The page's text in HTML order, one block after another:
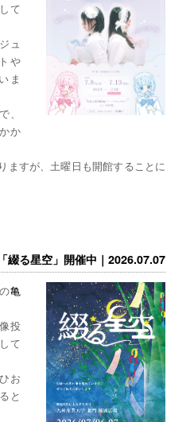
て
ュ
や
ま
か
ますが、土曜日も開館することに
綴る星空」開催中｜2026.07.07
亀
投
て
お
と